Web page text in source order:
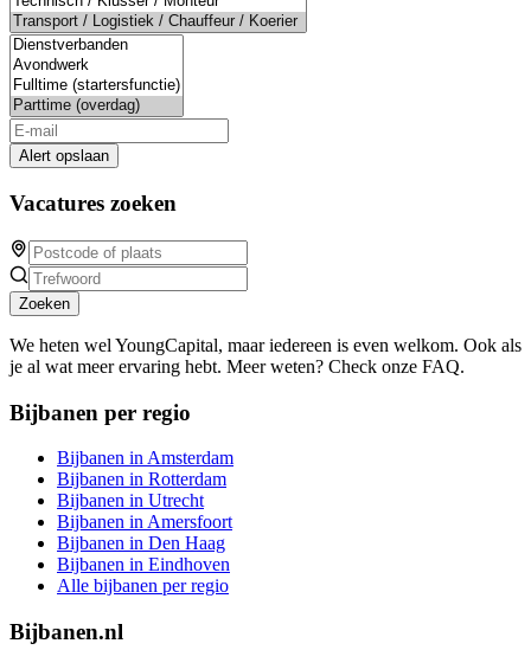
Alert opslaan
Vacatures zoeken
Zoeken
We heten wel YoungCapital, maar iedereen is even welkom. Ook als
je al wat meer ervaring hebt. Meer weten? Check onze FAQ.
Bijbanen per regio
Bijbanen in Amsterdam
Bijbanen in Rotterdam
Bijbanen in Utrecht
Bijbanen in Amersfoort
Bijbanen in Den Haag
Bijbanen in Eindhoven
Alle bijbanen per regio
Bijbanen.nl